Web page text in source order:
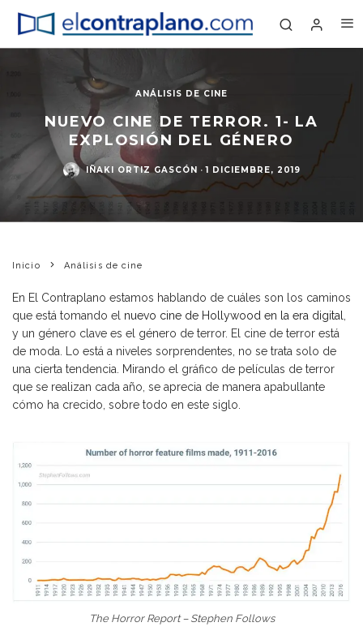
ANÁLISIS DE CINE
NUEVO CINE DE TERROR. 1- LA
EXPLOSIÓN DEL GÉNERO
IÑAKI ORTIZ GASCÓN · 1 DICIEMBRE, 2019
Inicio Análisis de cine
En El Contraplano estamos hablando de cuáles son los caminos
que está tomando el nuevo cine de Hollywood en la era digital
y un género clave es el género de terror. El cine de terror está
de moda. Lo está a niveles sorprendentes, no se trata solo de
una cierta tendencia. Mirando el gráfico de películas de terror
que se realizan cada año, se aprecia de manera apabullante
cómo ha crecido, sobre todo en este siglo.
The Horror Report – Stephen Follows